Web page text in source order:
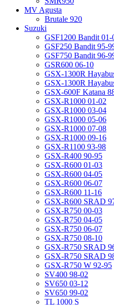
MV Agusta
Brutale 920
Suzuki
GSF1200 Bandit 01-
GSF250 Bandit 95-
GSF750 Bandit 96-
GSR600 06-10
GSX-1300R
GSX-1300R
GSX-600F Katana
GSX-R1000 01-02
GSX-R1000 03-04
GSX-R1000 05-06
GSX-R1000 07-08
GSX-R1000 09-16
GSX-R1100 93-98
GSX-R400 90-95
GSX-R600 01-03
GSX-R600 04-05
GSX-R600 06-07
GSX-R600 11-16
GSX-R600 SRAD
GSX-R750 00-03
GSX-R750 04-05
GSX-R750 06-07
GSX-R750 08-10
GSX-R750 SRAD
GSX-R750 SRAD
GSX-R750 W 92-95
SV400 98-02
SV650 03-12
SV650 99-02
TL 1000 S